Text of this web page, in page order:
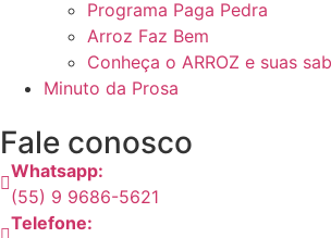
Programa Paga Pedra
Arroz Faz Bem
Conheça o ARROZ e suas
Minuto da Prosa
Fale conosco
Whatsapp:
(55) 9 9686-5621
Telefone: